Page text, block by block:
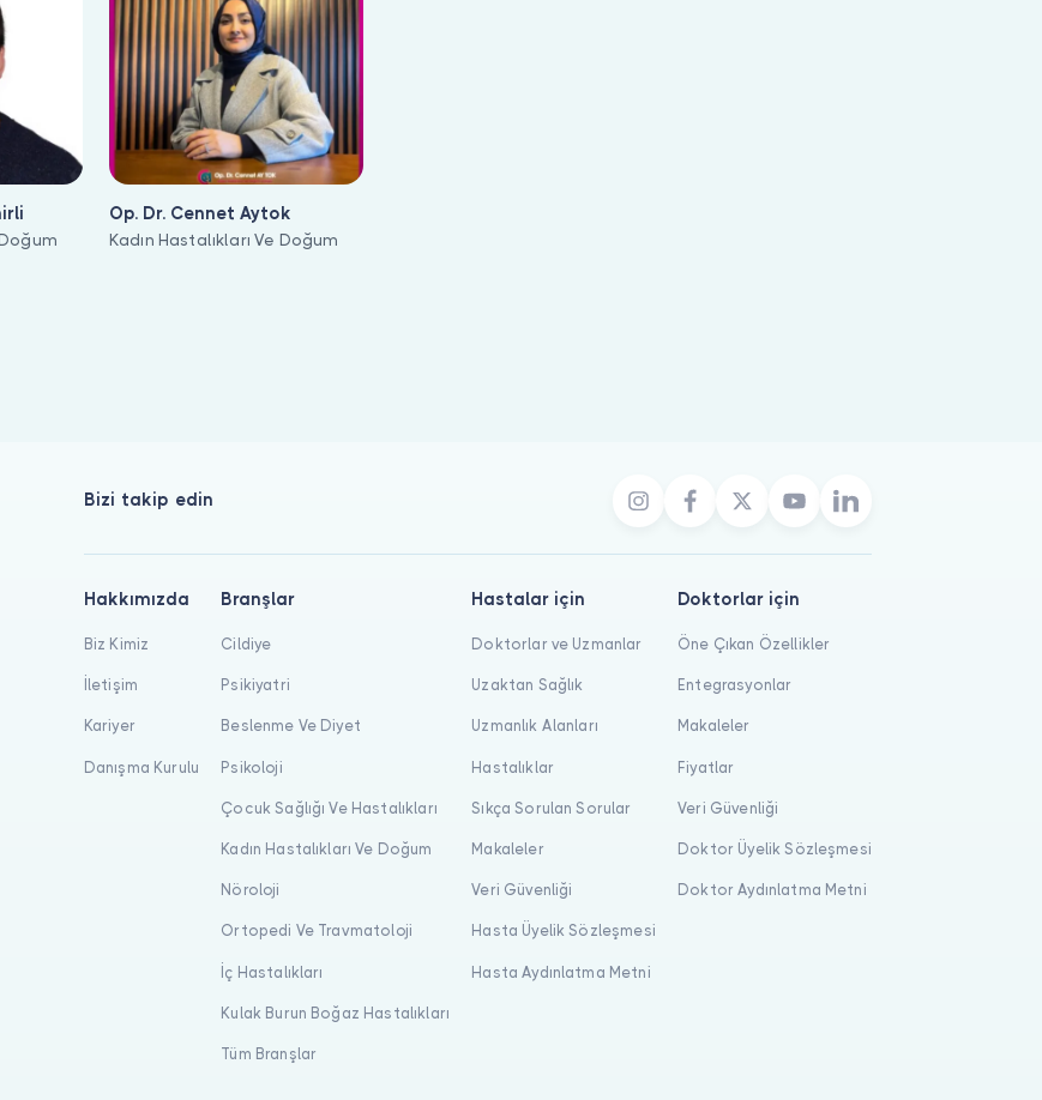
Op. Dr. Cennet Aytok
Kadın Hastalıkları Ve Doğum
Bizi takip edin
Hakkımızda
Biz Kimiz
İletişim
Kariyer
Danışma Kurulu
Branşlar
Cildiye
Psikiyatri
Beslenme Ve Diyet
Psikoloji
Çocuk Sağlığı Ve Hastalıkları
Kadın Hastalıkları Ve Doğum
Nöroloji
Ortopedi Ve Travmatoloji
İç Hastalıkları
Kulak Burun Boğaz Hastalıkları
Tüm Branşlar
Hastalar için
Doktorlar ve Uzmanlar
Uzaktan Sağlık
Uzmanlık Alanları
Hastalıklar
Sıkça Sorulan Sorular
Makaleler
Veri Güvenliği
Hasta Üyelik Sözleşmesi
Hasta Aydınlatma Metni
Doktorlar için
Öne Çıkan Özellikler
Entegrasyonlar
Makaleler
Fiyatlar
Veri Güvenliği
Doktor Üyelik Sözleşmesi
Doktor Aydınlatma Metni